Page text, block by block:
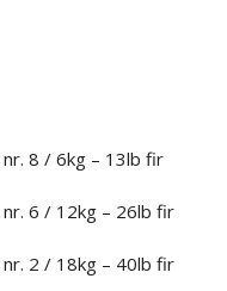
8 / 6kg – 13lb fir
6 / 12kg – 26lb fir
2 / 18kg – 40lb fir